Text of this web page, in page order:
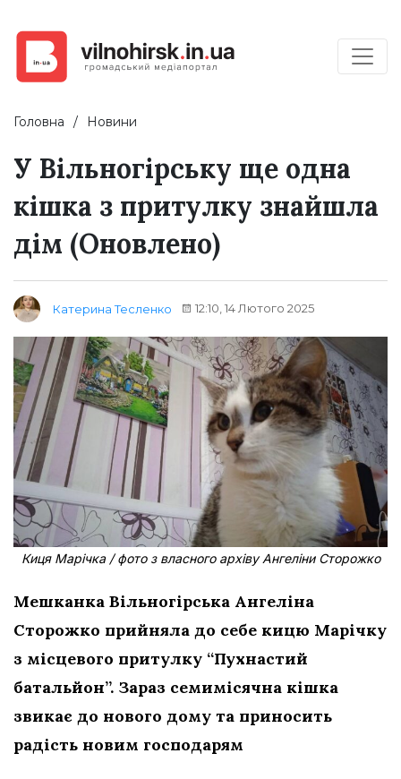
Головна Новини
У Вільногірську ще одна
кішка з притулку знайшла
дім (Оновлено)
Катерина Тесленко 12:10, 14 Лютого 2025
Киця Марічка / фото з власного архіву Ангеліни Сторожко
Мешканка Вільногірська Ангеліна
Сторожко прийняла до себе кицю Марічку
з місцевого притулку “Пухнастий
батальйон”. Зараз семимісячна кішка
звикає до нового дому та приносить
радість новим господарям